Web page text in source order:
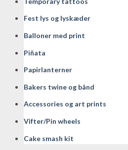
Fest lys og lyskæder
Balloner med print
Piñata
Papirlanterner
Bakers twine og bånd
Accessories og art prints
Vifter/Pin wheels
Cake smash kit